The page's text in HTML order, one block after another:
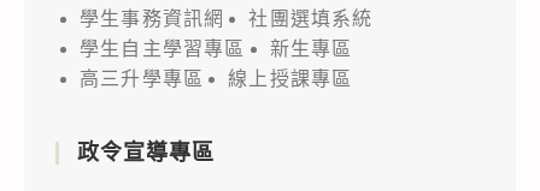
學生事務資訊網
社團選填系統
學生自主學習專區
新生專區
高三升學專區
線上授課專區
政令宣導專區